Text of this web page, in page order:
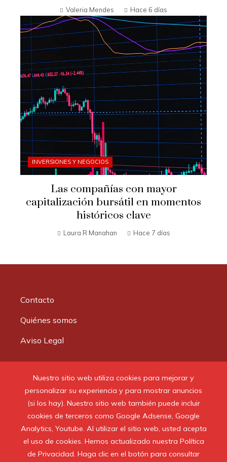
Nuestro sitio web utiliza cookies para mejorar y
personalizar su experiencia y para mostrar anuncios
(si los hay). Nuestro sitio web también puede incluir
cookies de terceros como Google Adsense, Google
Analytics, Youtube. Al utilizar el sitio web, usted acepta
el uso de cookies. Hemos actualizado nuestra Política
de Privacidad. Haga clic en el botón para consultar
Valeria Mendes Hace 6 días
INVERSIONES Y NEGOCIOS
Las compañías con mayor
capitalización bursátil en momentos
históricos clave
Laura R Manahan Hace 7 días
Contacto
Quiénes somos
Aviso Legal
© 2020 Todos los derechos reservados.